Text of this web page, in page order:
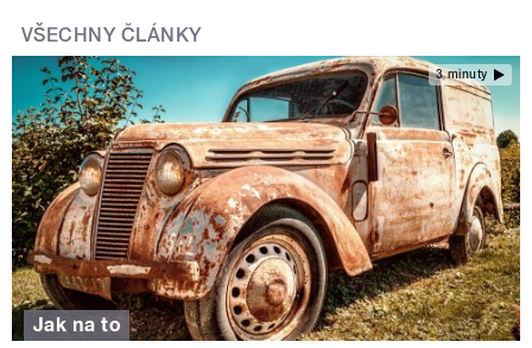
VŠECHNY ČLÁNKY
3 minuty
Jak na to